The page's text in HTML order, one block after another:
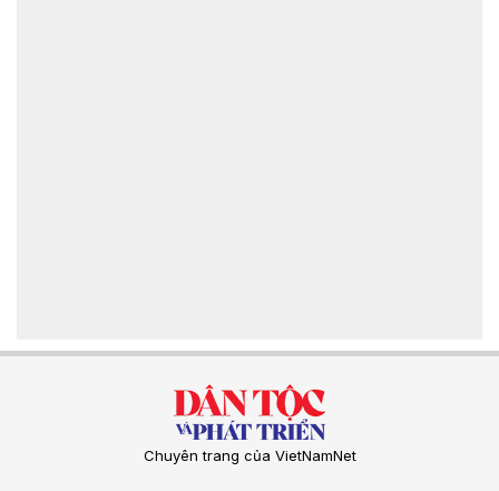
Chuyên trang của VietNamNet